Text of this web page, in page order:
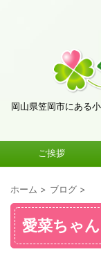
岡山県笠岡市にある
ご挨拶
ホーム > ブログ >
愛菜ちゃ